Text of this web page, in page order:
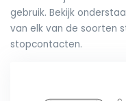
gebruik. Bekijk
van elk van de soorten
stopcontacten.